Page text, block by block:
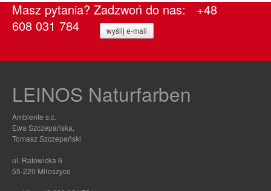
Masz pytania? Zadzwoń do nas: +48
608 031 784
wyślij e-mail
LEINOS Naturfarben
Ambiente s.c.
Ewa Szczepańska,
Tomasz Szczepański
ul. Ratowicka 6
55-220 Miłoszyce